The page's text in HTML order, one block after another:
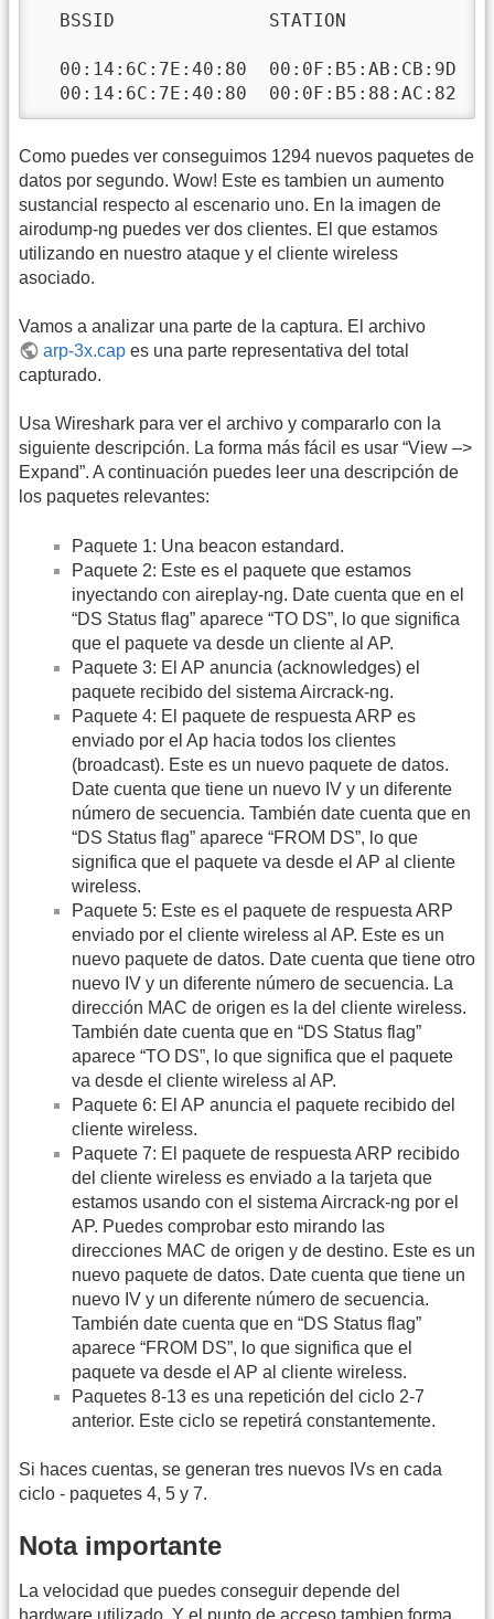
BSSID
00:14:6C:7E:40:80
00:14:6C:7E:40:80
Como puedes ver conseguimos 1294 nuevos paquetes de
datos por segundo. Wow! Este es tambien un aumento
sustancial respecto al escenario uno. En la imagen de
airodump-ng puedes ver dos clientes. El que estamos
utilizando en nuestro ataque y el cliente wireless
asociado.
Vamos a analizar una parte de la captura. El archivo
arp-3x.cap es una parte representativa del total
capturado.
Usa Wireshark para ver el archivo y compararlo con la
siguiente descripción. La forma más fácil es usar “View –>
Expand”. A continuación puedes leer una descripción de
los paquetes relevantes:
Paquete 1: Una beacon estandard.
Paquete 2: Este es el paquete que estamos
inyectando con aireplay-ng. Date cuenta que en el
“DS Status flag” aparece “TO DS”, lo que significa
que el paquete va desde un cliente al AP.
Paquete 3: El AP anuncia (acknowledges) el
paquete recibido del sistema Aircrack-ng.
Paquete 4: El paquete de respuesta ARP es
enviado por el Ap hacia todos los clientes
(broadcast). Este es un nuevo paquete de datos.
Date cuenta que tiene un nuevo IV y un diferente
número de secuencia. También date cuenta que en
“DS Status flag” aparece “FROM DS”, lo que
significa que el paquete va desde el AP al cliente
wireless.
Paquete 5: Este es el paquete de respuesta ARP
enviado por el cliente wireless al AP. Este es un
nuevo paquete de datos. Date cuenta que tiene otro
nuevo IV y un diferente número de secuencia. La
dirección MAC de origen es la del cliente wireless.
También date cuenta que en “DS Status flag”
aparece “TO DS”, lo que significa que el paquete
va desde el cliente wireless al AP.
Paquete 6: El AP anuncia el paquete recibido del
cliente wireless.
Paquete 7: El paquete de respuesta ARP recibido
del cliente wireless es enviado a la tarjeta que
estamos usando con el sistema Aircrack-ng por el
AP. Puedes comprobar esto mirando las
direcciones MAC de origen y de destino. Este es un
nuevo paquete de datos. Date cuenta que tiene un
nuevo IV y un diferente número de secuencia.
También date cuenta que en “DS Status flag”
aparece “FROM DS”, lo que significa que el
paquete va desde el AP al cliente wireless.
Paquetes 8-13 es una repetición del ciclo 2-7
anterior. Este ciclo se repetirá constantemente.
Si haces cuentas, se generan tres nuevos IVs en cada
ciclo - paquetes 4, 5 y 7.
Nota importante
La velocidad que puedes conseguir depende del